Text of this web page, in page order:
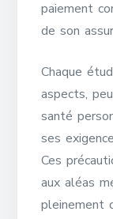
paiement
de son
Chaque
aspects,
santé
ses
Ces
aux aléas
pleinement